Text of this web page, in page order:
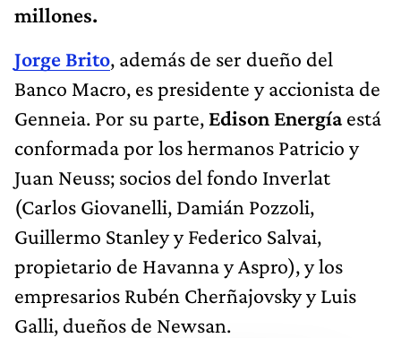
millones.
Jorge Brito, además de ser dueño del
Banco Macro, es presidente y accionista de
Genneia. Por su parte, Edison Energíaestá
conformada por los hermanos Patricio y
Juan Neuss; socios del fondo Inverlat
(Carlos Giovanelli, Damián Pozzoli,
Guillermo Stanley y Federico Salvai,
propietario de Havanna y Aspro), y los
empresarios Rubén Cherñajovsky y Luis
Galli, dueños de Newsan.